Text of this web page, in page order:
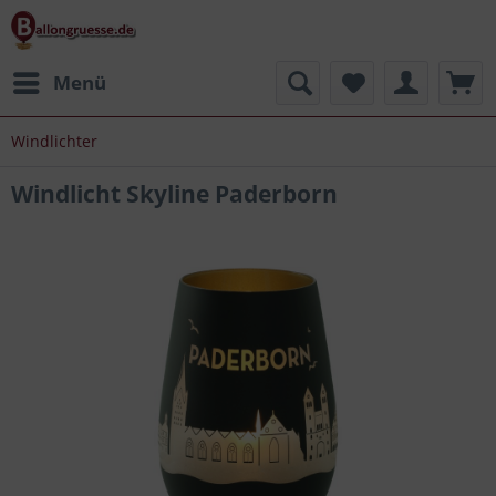
Menü
Windlichter
Windlicht Skyline Paderborn